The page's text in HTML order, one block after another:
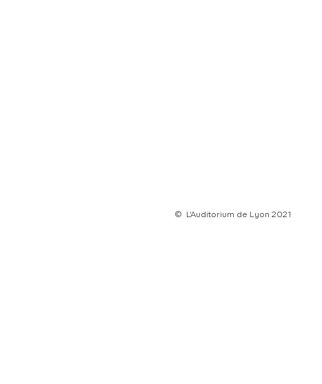
© L’Auditorium de Lyon 2021